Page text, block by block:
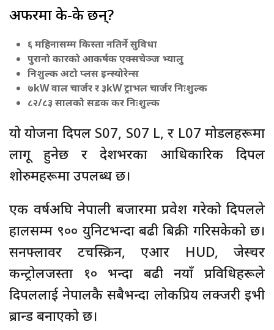
अफरमा के-के छन्?
६ महिनासम्म किस्ता नतिर्ने सुविधा
पुरानो कारको आकर्षक एक्सचेञ्ज भ्यालु
निशुल्क अटो प्लस इन्स्योरेन्स
७kW वाल चार्जर र ३kW ट्राभल चार्जर निःशुल्क
८२/८३ सालको सडक कर निःशुल्क
यो योजना दिपल S07, S07 L, र L07 मोडलहरूमा
लागू हुनेछ र देशभरका आधिकारिक दिपल
शोरुमहरूमा उपलब्ध छ।
एक वर्षअघि नेपाली बजारमा प्रवेश गरेको दिपलले
हालसम्म ९०० युनिटभन्दा बढी बिक्री गरिसकेको छ।
सनफ्लावर टचस्क्रिन, एआर HUD, जेस्चर
कन्ट्रोलजस्ता १० भन्दा बढी नयाँ प्रविधिहरूले
दिपललाई नेपालकै सबैभन्दा लोकप्रिय लक्जरी इभी
ब्रान्ड बनाएको छ।